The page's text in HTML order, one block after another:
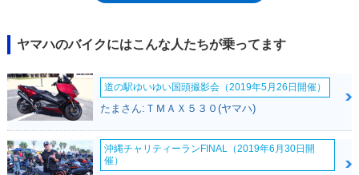
るとともに、リアブレーキにも油圧ディスクを採用。1992年モデルで
は、メーターまわりをTZR250Rと同タイプとしたほか、ヘッドライトは
自動昼間点灯となり、ハザードランプを採用するなどの変更を受けた。
1994年にカラーチェンジを受けたのが、日本国内での最終仕様となっ
た。日本での生産と販売が終わった後も、イタリア（ベルガルタヤマハ）
を中心にTZR125名のモデルはラインナップされ、その中で、TZR125Rや
ヤマハのバイクにはこんな人たちが乗ってます
道の駅ゆいゆい国頭撮影会（2019年5月26日開催）
たまさん:ＴＭＡＸ５３０(ヤマハ)
沖縄チャリティーランFINAL（2019年6月30日開
催）